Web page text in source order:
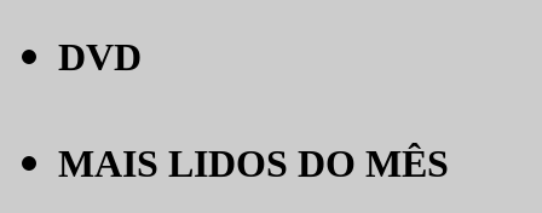
DVD
MAIS LIDOS DO MÊS